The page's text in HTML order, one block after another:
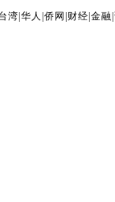
湾 |华人 |侨网 财经 |金融 |